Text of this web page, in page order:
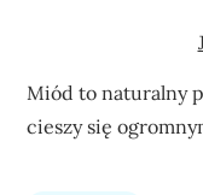
Miód to naturalny
cieszy się